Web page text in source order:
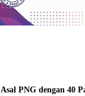
PNG dengan 40